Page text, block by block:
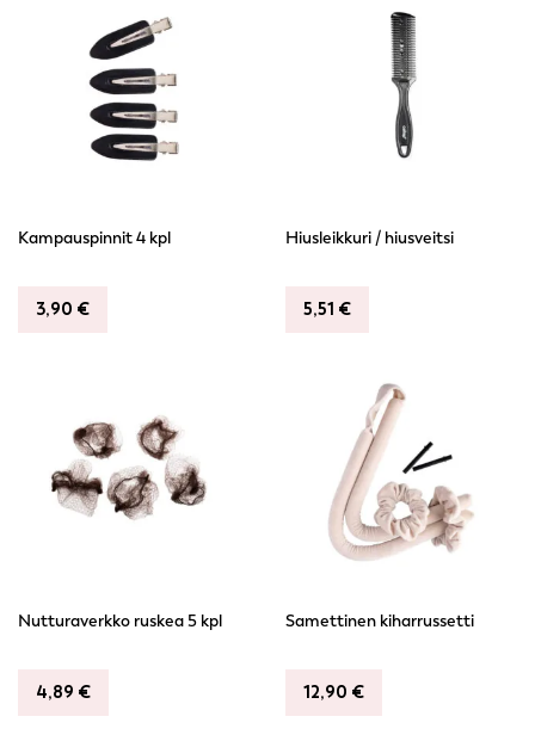
Kampauspinnit 4 kpl
3,90 €
Hiusleikkuri / hiusveitsi
5,51 €
Nutturaverkko ruskea 5 kpl
4,89 €
Samettinen kiharrussetti
12,90 €